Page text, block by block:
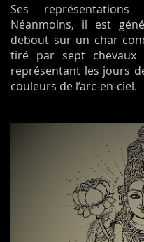
Ses
Néanmoins, il est
debout sur un char
tiré par sept
représentant les jours
couleurs de l’arc-en-ciel.